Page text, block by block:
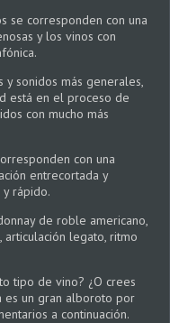
se corresponden con una
y los vinos con
y sonidos más generales,
está en el proceso de
con mucho más
con una
entrecortada y
rápido.
de roble americano,
articulación legato, ritmo
tipo de vino? ¿O crees
es un gran alboroto por
a continuación.